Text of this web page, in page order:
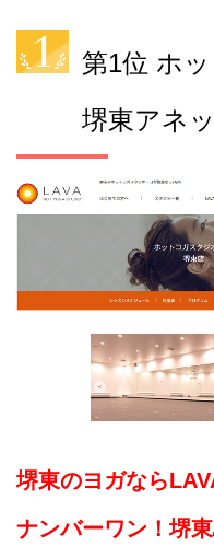
第1位 ホ
堺東アネ
堺東のヨガなら
ナンバーワン！堺